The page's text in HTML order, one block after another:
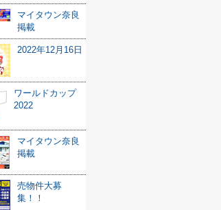
マイタウン奈良
掲載
2022年12月16日
ワールドカップ
2022
マイタウン奈良
掲載
売物件大募
集！！